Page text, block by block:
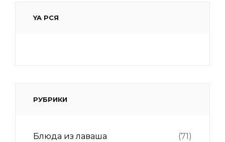
YA РСЯ
РУБРИКИ
Блюда из лаваша (71)